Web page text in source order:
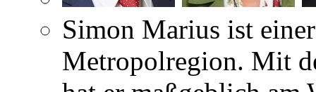
Simon Marius ist
Metropolregion. Mit